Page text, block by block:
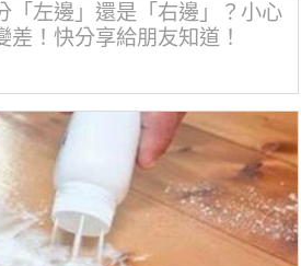
「左邊」還是「右邊」？小心
差！快分享給朋友知道！